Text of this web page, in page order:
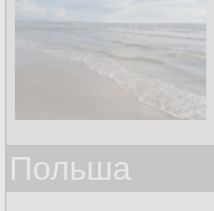
Польша